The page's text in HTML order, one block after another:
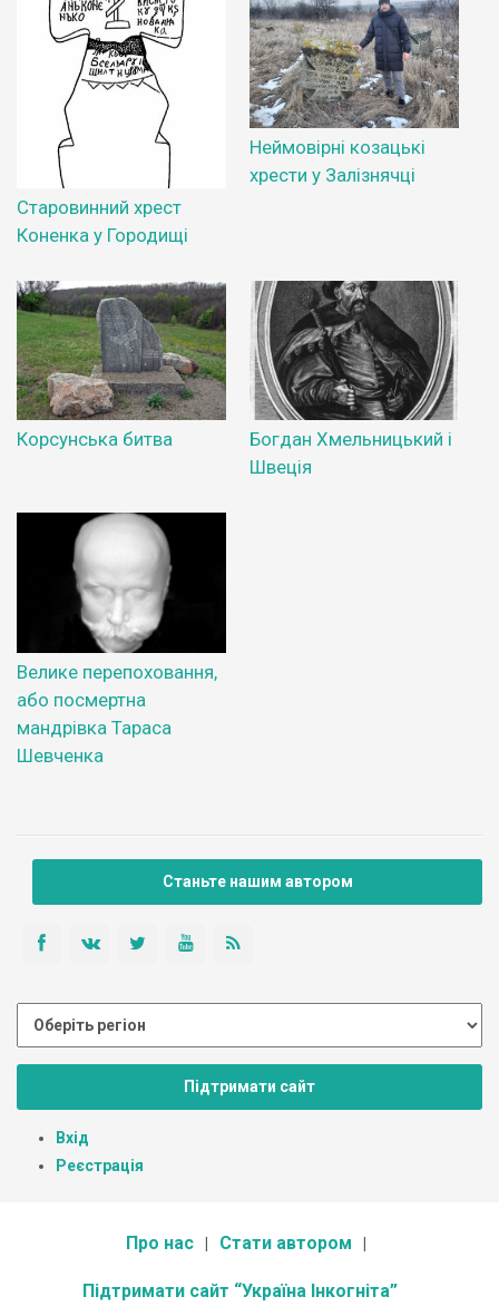
Старовинний хрест
Коненка у Городищі
Неймовірні козацькі
хрести у Залізнячці
Корсунська битва
Богдан Хмельницький і
Швеція
Велике перепоховання,
або посмертна
мандрівка Тараса
Шевченка
Станьте нашим автором
Підтримати сайт
Вхід
Реєстрація
Про нас Стати автором
Підтримати сайт “Україна Інкогніта”